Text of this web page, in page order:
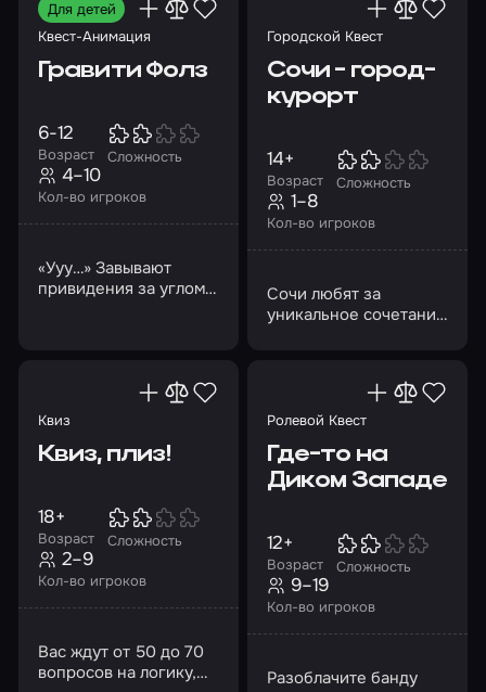
Для детей
Квест-Анимация
Гравити Фолз
Возраст
6-12
Сложность
Кол-во игроков
4–10
«Ууу…» Завывают
привидения за углом.
Городской Квест
Сочи - город-
курорт
Возраст
14+
Сложность
Кол-во игроков
1–8
Сочи любят за
уникальное сочетание
Квиз
Квиз, плиз!
Возраст
18+
Сложность
Кол-во игроков
2–9
Вас ждут от 50 до 70
вопросов на логику,
Ролевой Квест
Где-то на
Диком Западе
Возраст
12+
Сложность
Кол-во игроков
9–19
Разоблачите банду